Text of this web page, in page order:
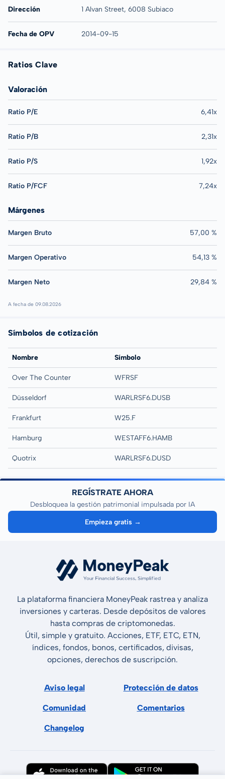
Dirección 1 Alvan Street, 6008 Subiaco
Fecha de OPV 2014-09-15
Ratios Clave
Valoración
Ratio P/E 6,41x
Ratio P/B 2,31x
Ratio P/S 1,92x
Ratio P/FCF 7,24x
Márgenes
Margen Bruto 57,00 %
Margen Operativo 54,13 %
Margen Neto 29,84 %
A fecha de 09.08.2026
Símbolos de cotización
Nombre Símbolo
Over The Counter WFRSF
Düsseldorf WARLRSF6.DUSB
Frankfurt W25.F
Hamburg WESTAFF6.HAMB
Quotrix WARLRSF6.DUSD
REGÍSTRATE AHORA
Desbloquea la gestión patrimonial impulsada por IA
Empieza gratis →
La plataforma financiera MoneyPeak rastrea y analiza
inversiones y carteras. Desde depósitos de valores
hasta compras de criptomonedas.
Útil, simple y gratuito. Acciones, ETF, ETC, ETN,
índices, fondos, bonos, certificados, divisas,
opciones, derechos de suscripción.
Aviso legal Protección de datos
Comunidad Comentarios
Changelog